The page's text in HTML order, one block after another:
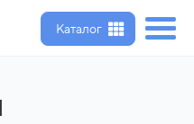
Каталог